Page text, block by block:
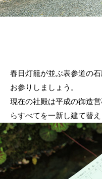
春日灯籠が並ぶ表参道の
お参りしましょう。
現在の社殿は平成の御造
らすべてを一新し建て替え